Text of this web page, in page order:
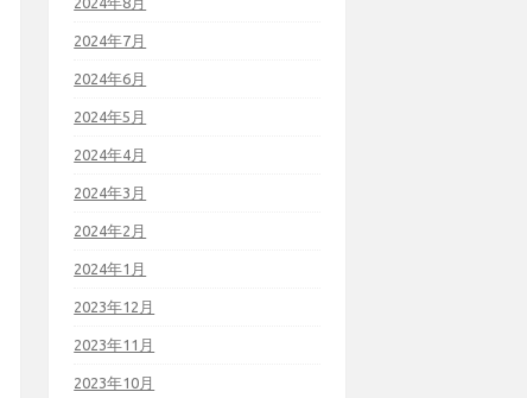
2024年7月
2024年6月
2024年5月
2024年4月
2024年3月
2024年2月
2024年1月
2023年12月
2023年11月
2023年10月